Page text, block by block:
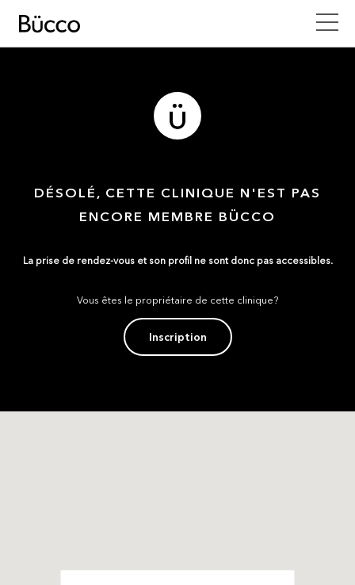
DÉSOLÉ, CETTE CLINIQUE N'EST PAS
ENCORE MEMBRE BÜCCO
La prise de rendez-vous et son profil ne sont donc pas accessibles.
Vous êtes le propriétaire de cette clinique?
Inscription